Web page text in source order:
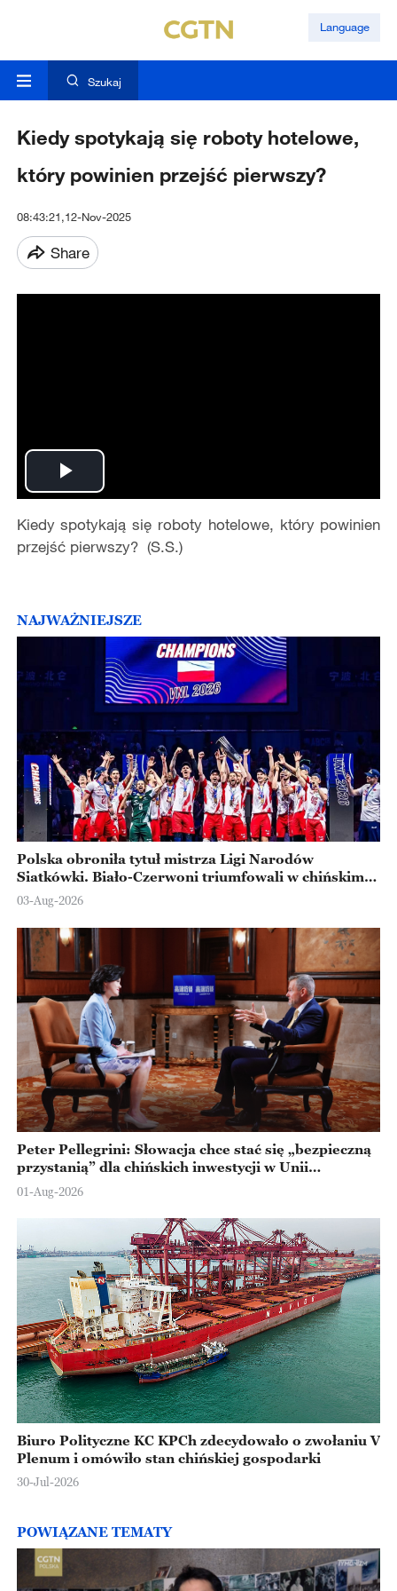
Language
Szukaj
Kiedy spotykają się roboty hotelowe,
który powinien przejść pierwszy?
08:43:21,12-Nov-2025
Share
Play
Video
Kiedy spotykają się roboty hotelowe, który powinien
przejść pierwszy? (S.S.)
NAJWAŻNIEJSZE
Polska obroniła tytuł mistrza Ligi Narodów
Siatkówki. Biało-Czerwoni triumfowali w chińskim
Ningbo
03-Aug-2026
Peter Pellegrini: Słowacja chce stać się „bezpieczną
przystanią” dla chińskich inwestycji w Unii
Europejskiej
01-Aug-2026
Biuro Polityczne KC KPCh zdecydowało o zwołaniu V
Plenum i omówiło stan chińskiej gospodarki
30-Jul-2026
POWIĄZANE TEMATY